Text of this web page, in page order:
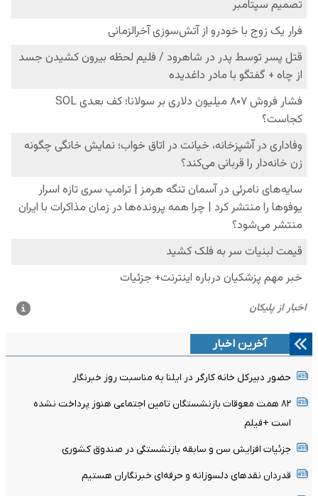
آخرین اخبار
حضور دبیرکل خانه کارگر در ایلنا به مناسبت روز خبرنگار
۸۲ همت معوقات بازنشستگان تامین اجتماعی هنوز پرداخت نشده
است +فیلم
جزئیات افزایش سن و سابقه بازنشستگی در صندوق کشوری
قدردان نقدهای دلسوزانه و حرفه‌ای خبرنگاران هستیم